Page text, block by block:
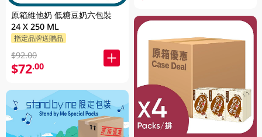
原箱維他奶 低糖豆奶六包裝
24 X 250 ML
指定品牌送贈品
$92.00
$72.00